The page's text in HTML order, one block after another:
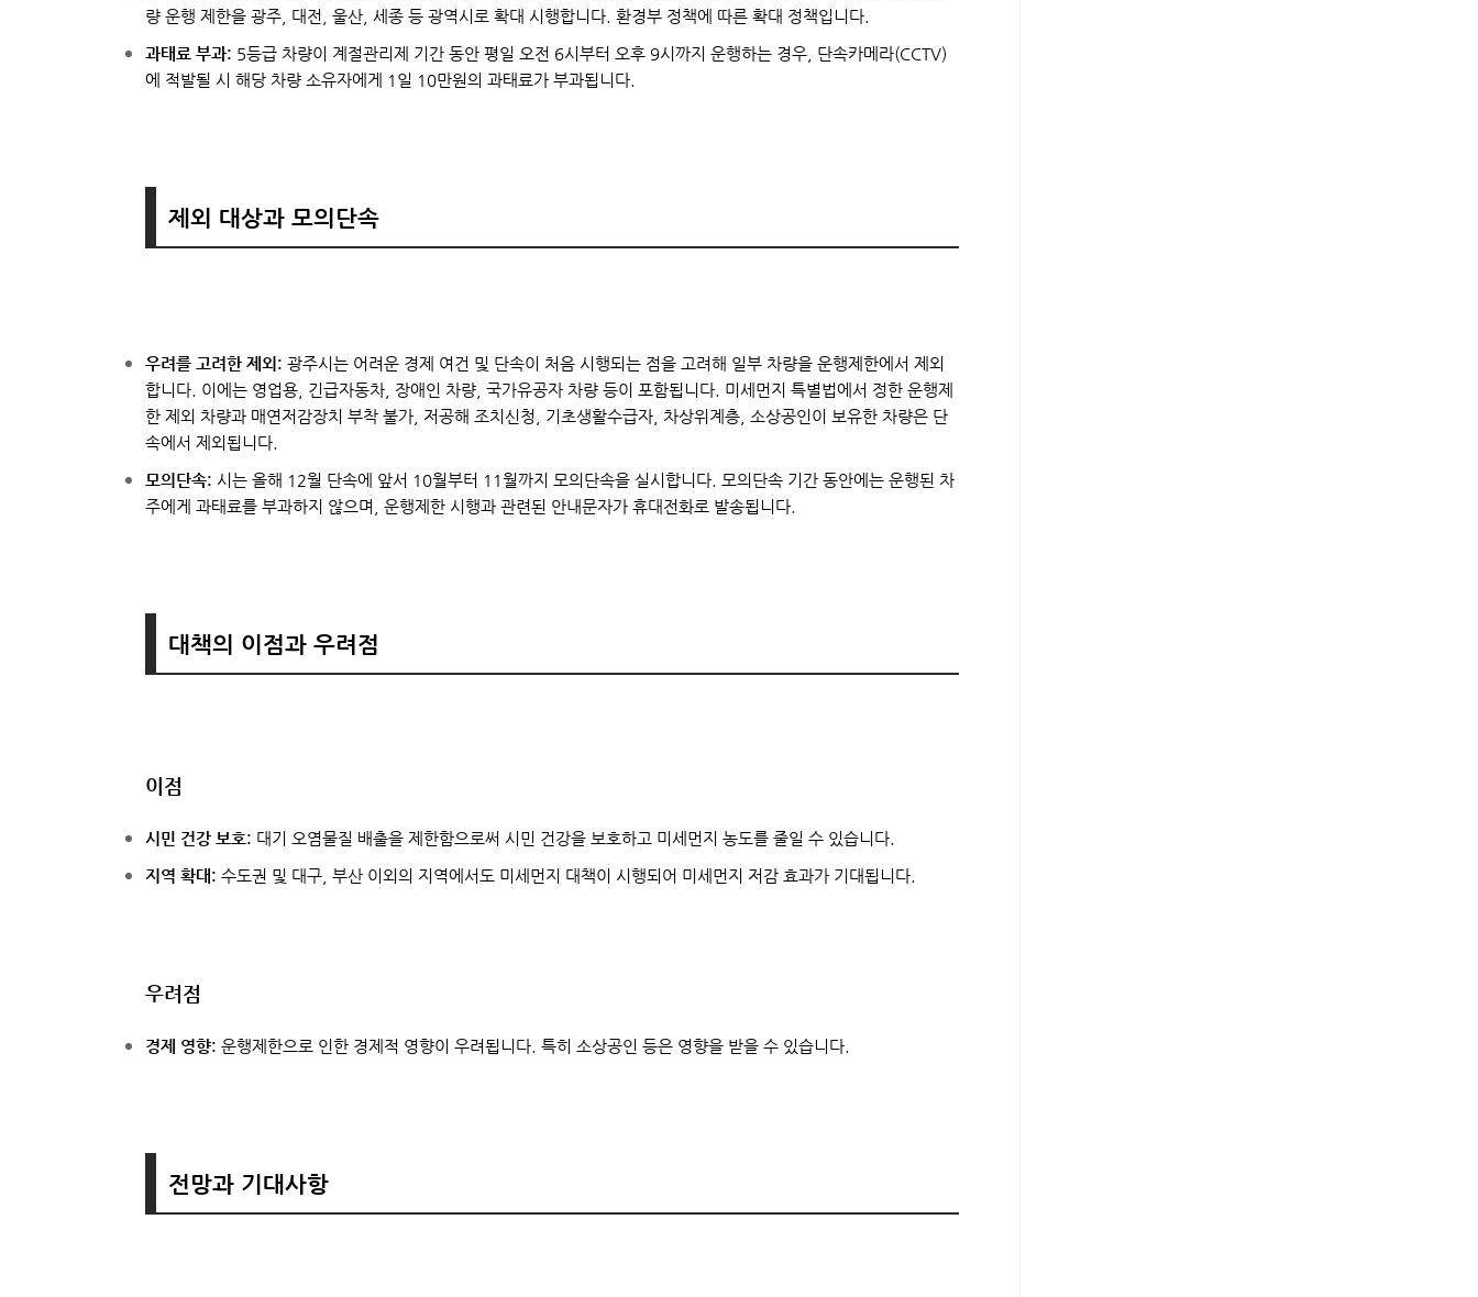
량 운행 제한을 광주, 대전, 울산, 세종 등 광역시로 확대 시행합니다. 환경부 정책에 따른 확대 정책입니다.
과태료 부과: 5등급 차량이 계절관리제 기간 동안 평일 오전 6시부터 오후 9시까지 운행하는 경우, 단속카메라(CCTV)
에 적발될 시 해당 차량 소유자에게 1일 10만원의 과태료가 부과됩니다.
제외 대상과 모의단속
우려를 고려한 제외: 광주시는 어려운 경제 여건 및 단속이 처음 시행되는 점을 고려해 일부 차량을 운행제한에서 제외
합니다. 이에는 영업용, 긴급자동차, 장애인 차량, 국가유공자 차량 등이 포함됩니다. 미세먼지 특별법에서 정한 운행제
한 제외 차량과 매연저감장치 부착 불가, 저공해 조치신청, 기초생활수급자, 차상위계층, 소상공인이 보유한 차량은 단
속에서 제외됩니다.
모의단속: 시는 올해 12월 단속에 앞서 10월부터 11월까지 모의단속을 실시합니다. 모의단속 기간 동안에는 운행된 차
주에게 과태료를 부과하지 않으며, 운행제한 시행과 관련된 안내문자가 휴대전화로 발송됩니다.
대책의 이점과 우려점
이점
시민 건강 보호: 대기 오염물질 배출을 제한함으로써 시민 건강을 보호하고 미세먼지 농도를 줄일 수 있습니다.
지역 확대: 수도권 및 대구, 부산 이외의 지역에서도 미세먼지 대책이 시행되어 미세먼지 저감 효과가 기대됩니다.
우려점
경제 영향: 운행제한으로 인한 경제적 영향이 우려됩니다. 특히 소상공인 등은 영향을 받을 수 있습니다.
전망과 기대사항